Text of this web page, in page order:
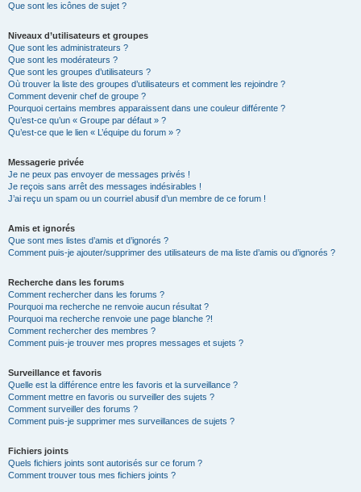
Que sont les icônes de sujet ?
Niveaux d’utilisateurs et groupes
Que sont les administrateurs ?
Que sont les modérateurs ?
Que sont les groupes d’utilisateurs ?
Où trouver la liste des groupes d’utilisateurs et comment les rejoindre ?
Comment devenir chef de groupe ?
Pourquoi certains membres apparaissent dans une couleur différente ?
Qu’est-ce qu’un « Groupe par défaut » ?
Qu’est-ce que le lien « L’équipe du forum » ?
Messagerie privée
Je ne peux pas envoyer de messages privés !
Je reçois sans arrêt des messages indésirables !
J’ai reçu un spam ou un courriel abusif d’un membre de ce forum !
Amis et ignorés
Que sont mes listes d’amis et d’ignorés ?
Comment puis-je ajouter/supprimer des utilisateurs de ma liste d’amis ou d’ignorés ?
Recherche dans les forums
Comment rechercher dans les forums ?
Pourquoi ma recherche ne renvoie aucun résultat ?
Pourquoi ma recherche renvoie une page blanche ?!
Comment rechercher des membres ?
Comment puis-je trouver mes propres messages et sujets ?
Surveillance et favoris
Quelle est la différence entre les favoris et la surveillance ?
Comment mettre en favoris ou surveiller des sujets ?
Comment surveiller des forums ?
Comment puis-je supprimer mes surveillances de sujets ?
Fichiers joints
Quels fichiers joints sont autorisés sur ce forum ?
Comment trouver tous mes fichiers joints ?